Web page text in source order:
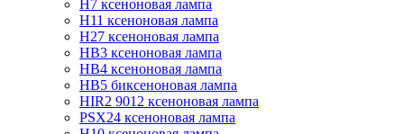
H7 ксеноновая лампа
H11 ксеноновая лампа
H27 ксеноновая лампа
HB3 ксеноновая лампа
HB4 ксеноновая лампа
HB5 биксеноновая лампа
HIR2 9012 ксеноновая лампа
PSX24 ксеноновая лампа